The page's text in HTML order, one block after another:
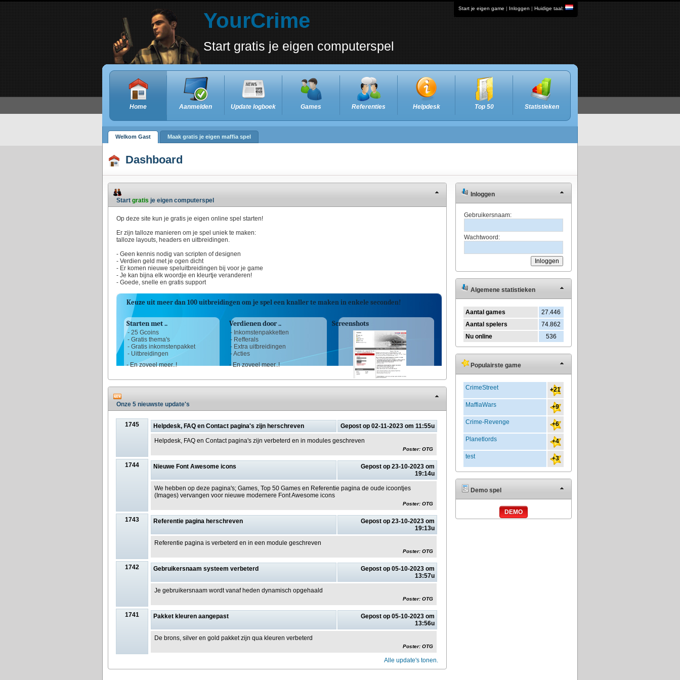
YourCrime
Start gratis je eigen computerspel
Start je eigen game | Inloggen | Huidige taal:
Home Aanmelden Update logboek Games Referenties Helpdesk Top 50 Statistieken
Welkom Gast Maak gratis je eigen maffia spel
Dashboard
Start gratis je eigen computerspel
Op deze site kun je gratis je eigen online spel starten!
Er zijn talloze manieren om je spel uniek te maken:
talloze layouts, headers en uitbreidingen.
- Geen kennis nodig van scripten of designen
- Verdien geld met je ogen dicht
- Er komen nieuwe speluitbreidingen bij voor je game
- Je kan bijna elk woordje en kleurtje veranderen!
- Goede, snelle en gratis support
Keuze uit meer dan 100 uitbreidingen om je spel een knaller te maken in enkele seconden!
Starten met ..
- 25 Gcoins
- Gratis thema's
- Gratis inkomstenpakket
- Uitbreidingen
- En zoveel meer..!
Verdienen door ..
- Inkomstenpakketten
- Refferals
- Extra uitbreidingen
- Acties
- En zoveel meer..!
Screenshots
Onze 5 nieuwste update's
1745 Helpdesk, FAQ en Contact pagina's zijn herschreven Gepost op 02-11-2023 om 11:55u
Helpdesk, FAQ en Contact pagina's zijn verbeterd en in modules geschreven
Poster: OTG
1744 Nieuwe Font Awesome icons
Gepost op 23-10-2023 om
19:14u
We hebben op deze pagina's; Games, Top 50 Games en Referentie pagina de oude icoontjes
(Images) vervangen voor nieuwe modernere Font Awesome icons
Poster: OTG
1743 Referentie pagina herschreven
Gepost op 23-10-2023 om
19:13u
Referentie pagina is verbeterd en in een module geschreven
Poster: OTG
1742 Gebruikersnaam systeem verbeterd
Gepost op 05-10-2023 om
13:57u
Je gebruikersnaam wordt vanaf heden dynamisch opgehaald
Poster: OTG
1741 Pakket kleuren aangepast
Gepost op 05-10-2023 om
13:56u
De brons, silver en gold pakket zijn qua kleuren verbeterd
Poster: OTG
Alle update's tonen.
Inloggen
Gebruikersnaam:
Wachtwoord:
Algemene statistieken
Aantal games
27.446
Aantal spelers
74.862
Nu online
536
Populairste game
CrimeStreet +21
MaffiaWars +9
Crime-Revenge +6
Planetlords +4
test +3
Demo spel